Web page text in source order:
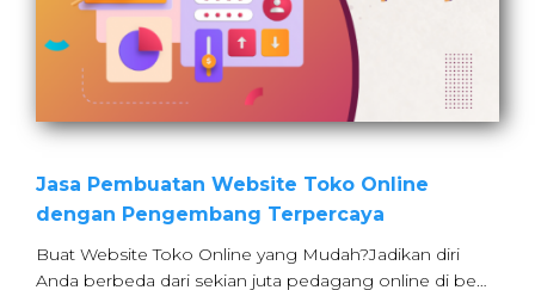
Jasa Pembuatan Website Toko Online
dengan Pengembang Terpercaya
Buat Website Toko Online yang Mudah?Jadikan diri
Anda berbeda dari sekian juta pedagang online di be…